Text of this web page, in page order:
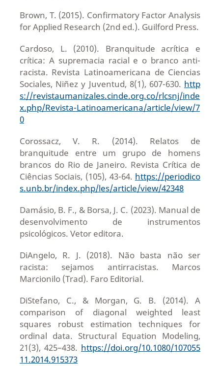
Brown, T. (2015). Confirmatory Factor Analysis
for Applied Research (2nd ed.). Guilford Press.
Cardoso, L. (2010). Branquitude acrítica e
crítica: A supremacia racial e o branco anti-
racista. Revista Latinoamericana de Ciencias
Sociales, Niñez y Juventud, 8(1), 607-630. http
s://revistaumanizales.cinde.org.co/rlcsnj/inde
x.php/Revista-Latinoamericana/article/view/7
0
Corossacz, V. R. (2014). Relatos de
branquitude entre um grupo de homens
brancos do Rio de Janeiro. Revista Crítica de
Ciências Sociais, (105), 43-64. https://periodico
s.unb.br/index.php/les/article/view/42348
Damásio, B. F., & Borsa, J. C. (2023). Manual de
desenvolvimento de instrumentos
psicológicos. Vetor editora.
DiAngelo, R. J. (2018). Não basta não ser
racista: sejamos antirracistas. Marcos
Marcionilo (Trad). Faro Editorial.
DiStefano, C., & Morgan, G. B. (2014). A
comparison of diagonal weighted least
squares robust estimation techniques for
ordinal data. Structural Equation Modeling,
21(3), 425–438. https://doi.org/10.1080/107055
11.2014.915373